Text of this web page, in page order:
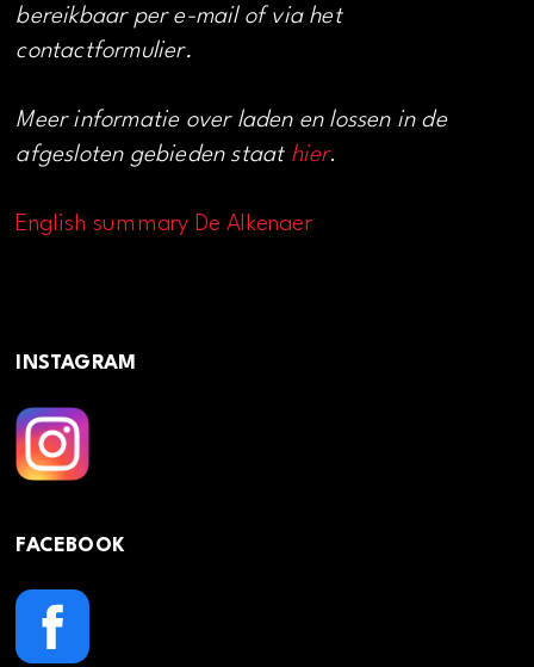
bereikbaar per e-mail of via het
contactformulier.
Meer informatie over laden en lossen in de
afgesloten gebieden staat hier.
English summary De Alkenaer
INSTAGRAM
FACEBOOK